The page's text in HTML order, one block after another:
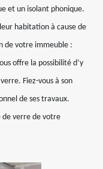
et un isolant phonique.
habitation à cause de
de votre immeuble :
offre la possibilité d’y
Fiez-vous à son
de ses travaux.
de verre de votre